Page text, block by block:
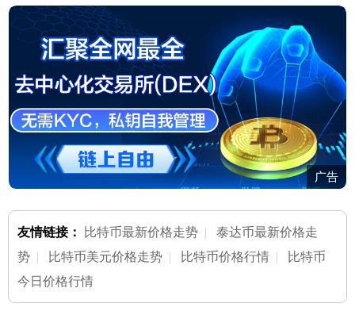
广告
友情链接： 比特币最新价格走势 |泰达币最新价格走
势 | 比特币美元价格走势 | 比特币价格行情 | 比特币
今日价格行情